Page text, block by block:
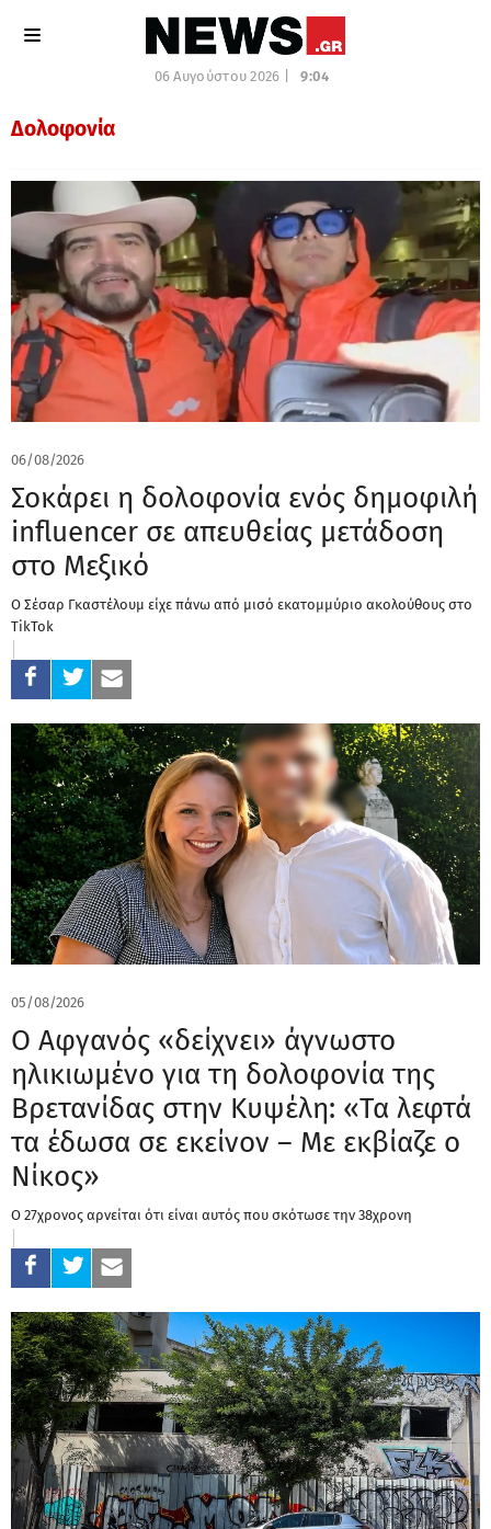
06 Αυγούστου 2026 | 9:04
Δολοφονία
06/08/2026
Σοκάρει η δολοφονία ενός δημοφιλή
influencer σε απευθείας μετάδοση
στο Μεξικό
Ο Σέσαρ Γκαστέλουμ είχε πάνω από μισό εκατομμύριο ακολούθους στο
TikTok
05/08/2026
Ο Αφγανός «δείχνει» άγνωστο
ηλικιωμένο για τη δολοφονία της
Βρετανίδας στην Κυψέλη: «Τα λεφτά
τα έδωσα σε εκείνον – Με εκβίαζε ο
Νίκος»
Ο 27χρονος αρνείται ότι είναι αυτός που σκότωσε την 38χρονη